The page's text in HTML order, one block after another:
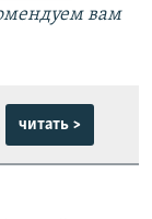
вам
читать >